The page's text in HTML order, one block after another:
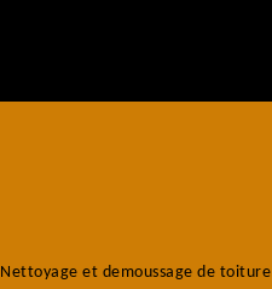
Nettoyage et demoussage de toiture